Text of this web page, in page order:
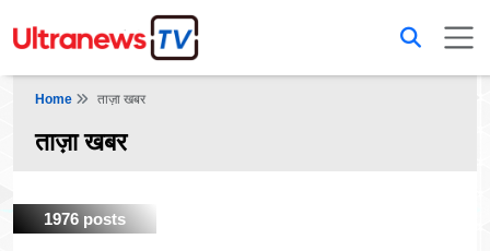
Home ताज़ा खबर
ताज़ा खबर
1976 posts